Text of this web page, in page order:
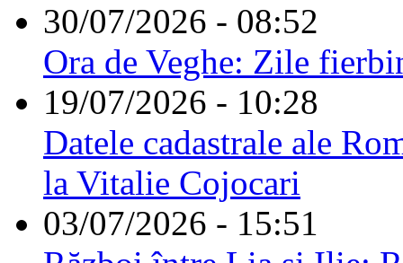
30/07/2026 - 08:52
Ora de Veghe: Zile
19/07/2026 - 10:28
Datele cadastrale ale
la Vitalie Cojocari
03/07/2026 - 15:51